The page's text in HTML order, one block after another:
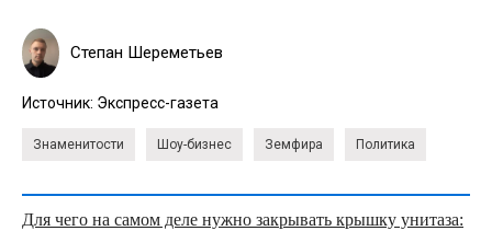
Степан Шереметьев
Источник: Экспресс-газета
Знаменитости Шоу-бизнес Земфира Политика
Для чего на самом деле нужно закрывать крышку унитаза: